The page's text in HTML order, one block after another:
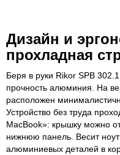
Дизайн и
прохладная
Беря в руки Rikor SPB
прочность алюминия. На
расположен
Устройство без труда
MacBook»: крышку можно
нижнюю панель. Весит
алюминиевых деталей в